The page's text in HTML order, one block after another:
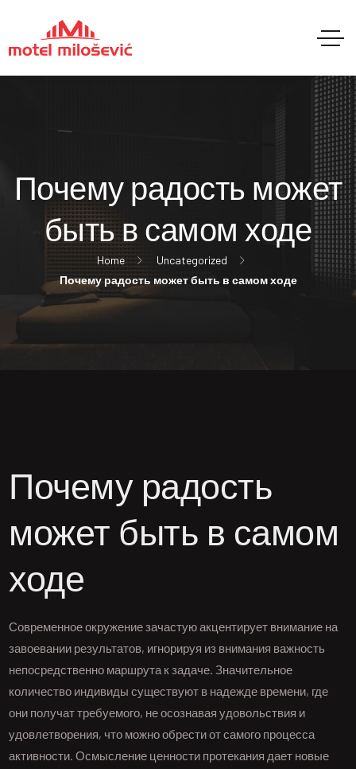
Почему радость может
быть в самом ходе
Home
Uncategorized
Почему радость может быть в самом ходе
Почему радость
может быть в самом
ходе
Современное окружение зачастую акцентирует внимание на
завоевании результатов, игнорируя из внимания важность
непосредственно маршрута к задаче. Значительное
количество индивиды существуют в надежде времени, где
они получат требуемого, не осознавая удовольствия и
удовлетворения, что можно обрести от самого процесса
активности. Осмысление ценности протекания дает новые